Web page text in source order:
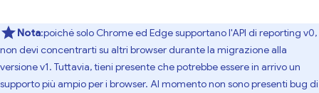
Nota:poiché solo Chrome ed Edge supportano l'API di reporting v0,
non devi concentrarti su altri browser durante la migrazione alla
versione v1. Tuttavia, tieni presente che potrebbe essere in arrivo un
supporto più ampio per i browser. Al momento non sono presenti bug di